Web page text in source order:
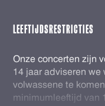
LEEFTIJDSRESTRICTIES
Onze concerten zijn
14 jaar adviseren we
volwassene te
minimumleeftijd van